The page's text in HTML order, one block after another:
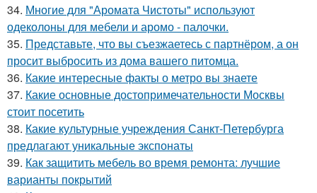
34. Многие для "Аромата Чистоты" используют
одеколоны для мебели и аромо - палочки.
35. Представьте, что вы съезжаетесь с партнёром, а он
просит выбросить из дома вашего питомца.
36. Какие интересные факты о метро вы знаете
37. Какие основные достопримечательности Москвы
стоит посетить
38. Какие культурные учреждения Санкт-Петербурга
предлагают уникальные экспонаты
39. Как защитить мебель во время ремонта: лучшие
варианты покрытий